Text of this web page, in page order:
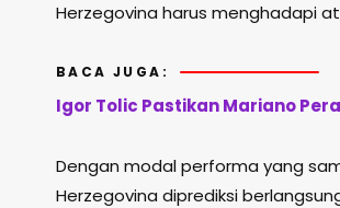
Herzegovina harus menghadapi
BACA JUGA:
Igor Tolic Pastikan Mariano
Dengan modal performa yang
Herzegovina diprediksi